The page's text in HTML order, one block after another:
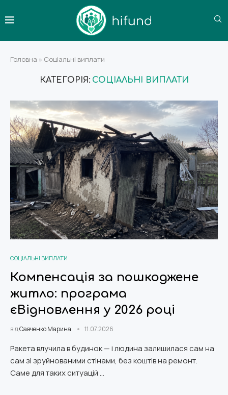
Головна » Соціальні виплати
КАТЕГОРІЯ: СОЦІАЛЬНІ ВИПЛАТИ
СОЦІАЛЬНІ ВИПЛАТИ
Компенсація за пошкоджене
житло: програма
єВідновлення у 2026 році
відСавченко Марина 11.07.2026
Ракета влучила в будинок — і людина залишилася сам на
сам зі зруйнованими стінами, без коштів на ремонт.
Саме для таких ситуацій …